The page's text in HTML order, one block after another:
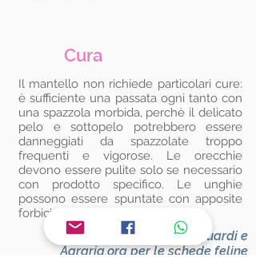
Cura
Il mantello non richiede particolari cure:
è sufficiente una passata ogni tanto con
una spazzola morbida, perchè il delicato
pelo e sottopelo potrebbero essere
danneggiati da spazzolate troppo
frequenti e vigorose. Le orecchie
devono essere pulite solo se necessario
con prodotto specifico. Le unghie
possono essere spuntate con apposite
forbicine.
Si ringraziano Sara Dioguardi e
Agraria.org per le schede feline